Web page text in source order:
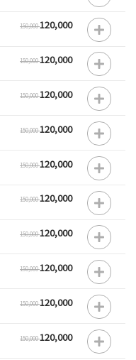
150,000120,000
150,000120,000
150,000120,000
150,000120,000
150,000120,000
150,000120,000
150,000120,000
150,000120,000
150,000120,000
150,000120,000